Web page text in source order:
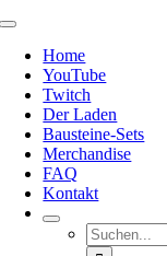
Zum
springen
Toggle
NavigationHome
YouTube
Twitch
Der Laden
Bausteine-Sets
Merchandise
FAQ
Kontakt
Suche
nach: